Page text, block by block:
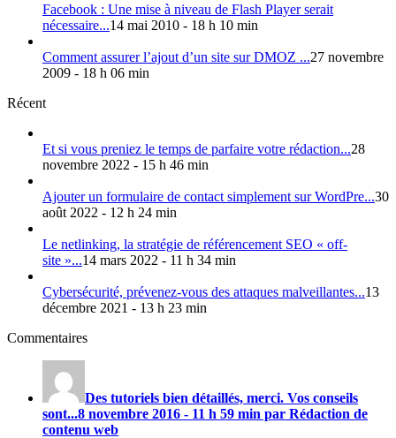
Facebook : Une mise à niveau de Flash Player serait
nécessaire...14 mai 2010 - 18 h 10 min
Comment assurer l’ajout d’un site sur DMOZ ...27 novembre
2009 - 18 h 06 min
Récent
Et si vous preniez le temps de parfaire votre rédaction...28
novembre 2022 - 15 h 46 min
Ajouter un formulaire de contact simplement sur WordPre...30
août 2022 - 12 h 24 min
Le netlinking, la stratégie de référencement SEO « off-
site »...14 mars 2022 - 11 h 34 min
Cybersécurité, prévenez-vous des attaques malveillantes...13
décembre 2021 - 13 h 23 min
Commentaires
Des tutoriels bien détaillés, merci. Vos conseils
sont...8 novembre 2016 - 11 h 59 min par Rédaction de
contenu web